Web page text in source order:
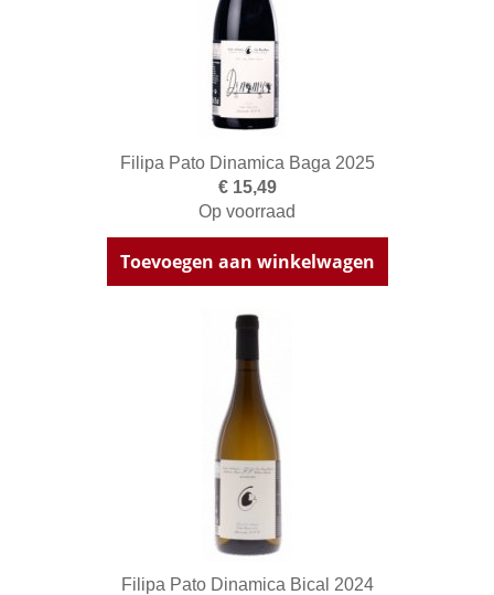
Filipa Pato Dinamica Baga 2025
€ 15,49
Op voorraad
Toevoegen aan winkelwagen
Filipa Pato Dinamica Bical 2024